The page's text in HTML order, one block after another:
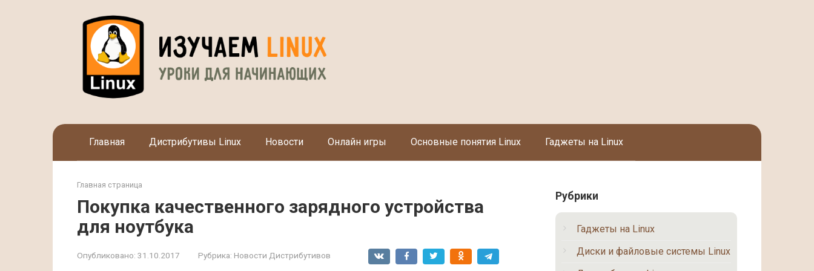
Главная Дистрибутивы Linux Новости Онлайн игры Основные понятия Linux Гаджеты на Linux
Главная страница
Покупка качественного зарядного устройства
для ноутбука
Опубликовано: 31.10.2017 Рубрика: Новости Дистрибутивов
Рубрики
Гаджеты на Linux
Диски и файловые системы Linux